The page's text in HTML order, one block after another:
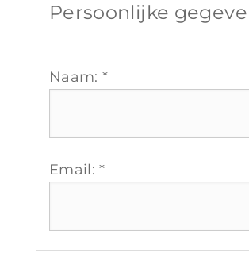
Persoonlijke
Naam: *
Email: *